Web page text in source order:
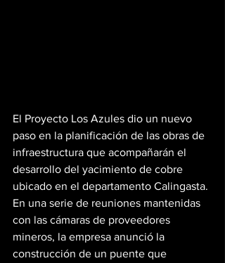
El Proyecto Los Azules dio un nuevo
paso en la planificación de las obras de
infraestructura que acompañarán el
desarrollo del yacimiento de cobre
ubicado en el departamento Calingasta.
En una serie de reuniones mantenidas
con las cámaras de proveedores
mineros, la empresa anunció la
construcción de un puente que